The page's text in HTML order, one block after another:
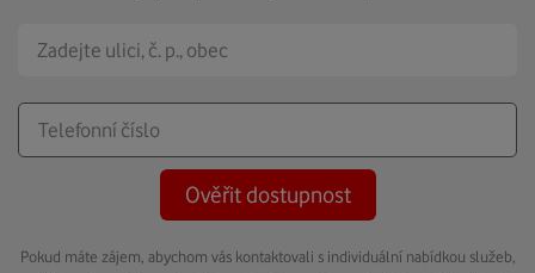
Ověřit dostupnost
Pokud máte zájem, abychom vás kontaktovali s individuální nabídkou služeb,